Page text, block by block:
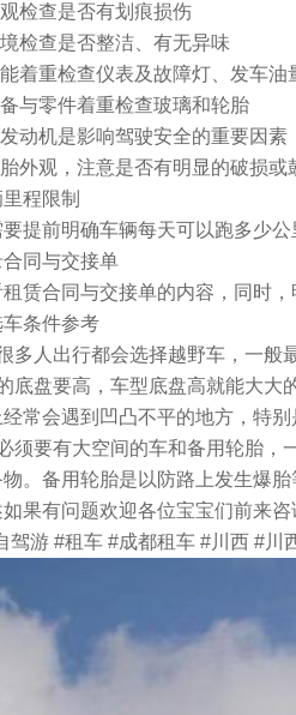
检查是否有划痕损伤
检查是否整洁、有无异味
着重检查仪表及故障灯、发车
与零件着重检查玻璃和轮胎
动机是影响驾驶安全的重要因素
外观，注意是否有明显的破损或
程限制
提前明确车辆每天可以跑多少
同与交接单
赁合同与交接单的内容，同时
车条件参考
多人出行都会选择越野车，一般
底盘要高，车型底盘高就能大大
经常会遇到凹凸不平的地方，特
须要有大空间的车和备用轮胎，
。备用轮胎是以防路上发生爆
如果有问题欢迎各位宝宝们前来咨
驾游 #租车 #成都租车 #川西 #